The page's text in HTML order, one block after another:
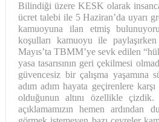
Bilindiği üzere KESK olarak
ücret talebi ile 5 Haziran’da uyarı
kamuoyuna ilan etmiş
koşulları kamuoyu ile paylaşırken
Mayıs’ta TBMM’ye sevk edilen
yasa tasarısının geri çekilmesi
güvencesiz bir çalışma yaşamına
adım adım hayata geçirenlere
olduğunun altını özellikle çizdik.
açıklamamızın hemen ardından